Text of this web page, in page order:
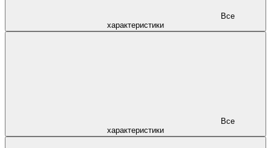
характеристики
характеристики